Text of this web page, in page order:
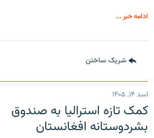
ادامه خبر ...
شریک ساختن
اسد ۱۴, ۱۴۰۵
کمک تازه استرالیا به صندوق
بشردوستانه افغانستان